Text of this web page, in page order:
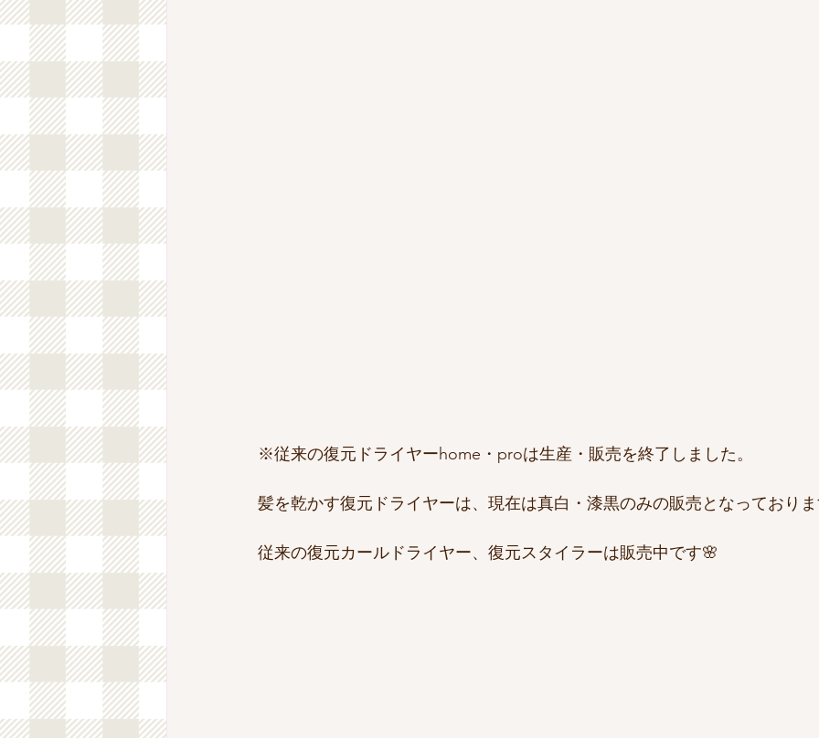
※従来の復元ドライヤーhome・proは生産・販売を終了しました。
髪を乾かす復元ドライヤーは、現在は真白・漆黒のみの販売となっておりま
従来の復元カールドライヤー、復元スタイラーは販売中です🌸